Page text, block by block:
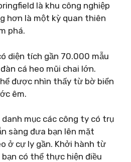
là khu công nghiệp
hơn là một kỳ quan thiên
phá.
diện tích gần 70.000 mẫu
cá heo mũi chai lớn.
được nhìn thấy từ bờ biển
êm.
mục các công ty có trụ
sàng đưa bạn lên mặt
ở cự ly gần. Khởi hành từ
có thể thực hiện điều